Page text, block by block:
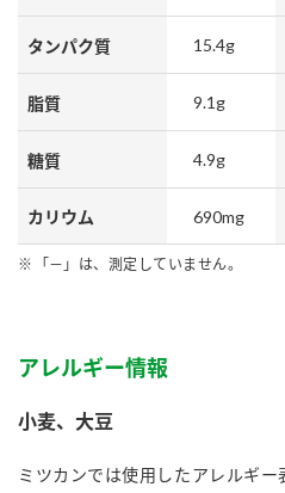
タンパク質 15.4g
脂質 9.1g
糖質 4.9g
カリウム 690mg
「－」は、測定していません。
アレルギー情報
小麦、大豆
ミツカンでは使用したアレルギー